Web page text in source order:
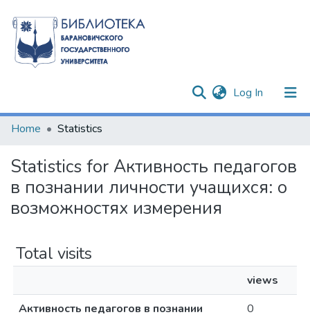
Log In (current)
Communities & Collections
Home Statistics
Statistics for Активность педагогов
в познании личности учащихся: о
возможностях измерения
Total visits
views
Активность педагогов в познании
0